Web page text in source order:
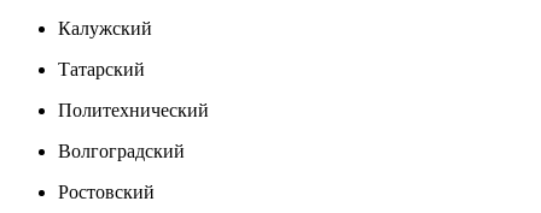
Калужский
Татарский
Политехнический
Волгоградский
Ростовский